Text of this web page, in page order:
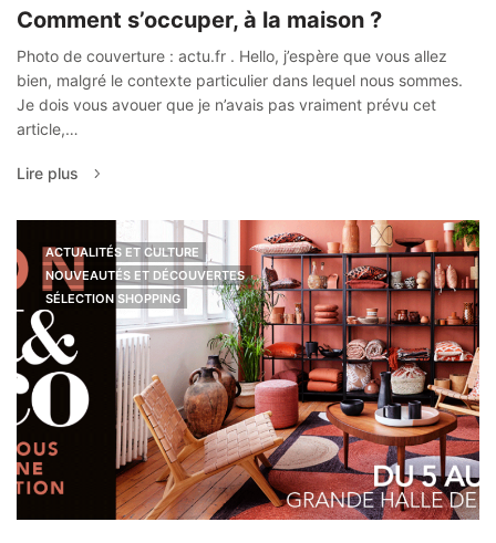
Comment s’occuper, à la maison ?
Photo de couverture : actu.fr . Hello, j’espère que vous allez
bien, malgré le contexte particulier dans lequel nous sommes.
Je dois vous avouer que je n’avais pas vraiment prévu cet
article,…
Lire plus
ACTUALITÉS ET CULTURE
NOUVEAUTÉS ET DÉCOUVERTES
SÉLECTION SHOPPING